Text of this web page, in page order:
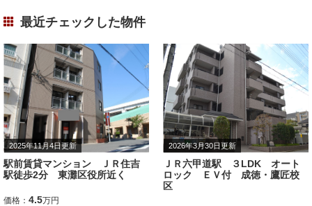
最近チェックした物件
2026年3月30日更新
ＪＲ六甲道駅 ３LDK オート
ロック ＥＶ付 成徳・鷹匠校
2026年4月16日更新
神戸大近く 眺望とグレード感
満載の賃貸マンション